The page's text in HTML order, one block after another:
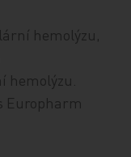
hemolýzu,
Europharm